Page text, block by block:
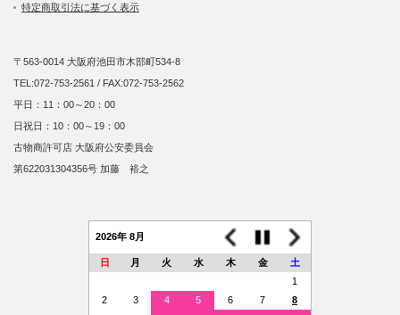
特定商取引法に基づく表示
〒563-0014 大阪府池田市木部町534-8
TEL:072-753-2561 / FAX:072-753-2562
平日：11：00～20：00
日祝日：10：00～19：00
古物商許可店 大阪府公安委員会
第622031304356号 加藤 裕之
2026年 8月
日 月 火 水 木 金
土
1
2
3 4 5 6 7
8